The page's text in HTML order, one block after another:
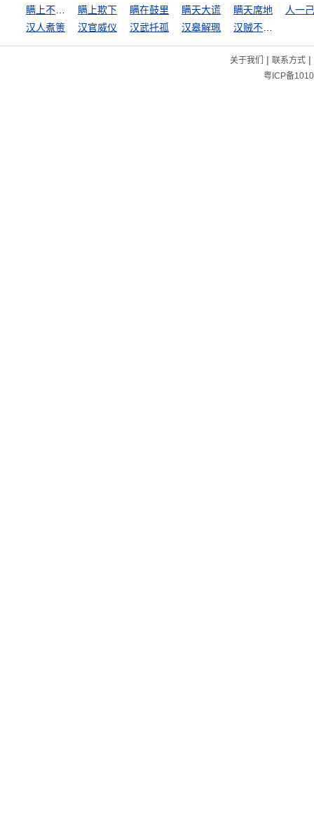
瞒上欺下 瞒在鼓里 瞒天大谎 瞒天席地
人一
汉人煮箦
汉官威仪 汉武托孤 汉皋解珮
关于我们 | 联系方式|
粤ICP备